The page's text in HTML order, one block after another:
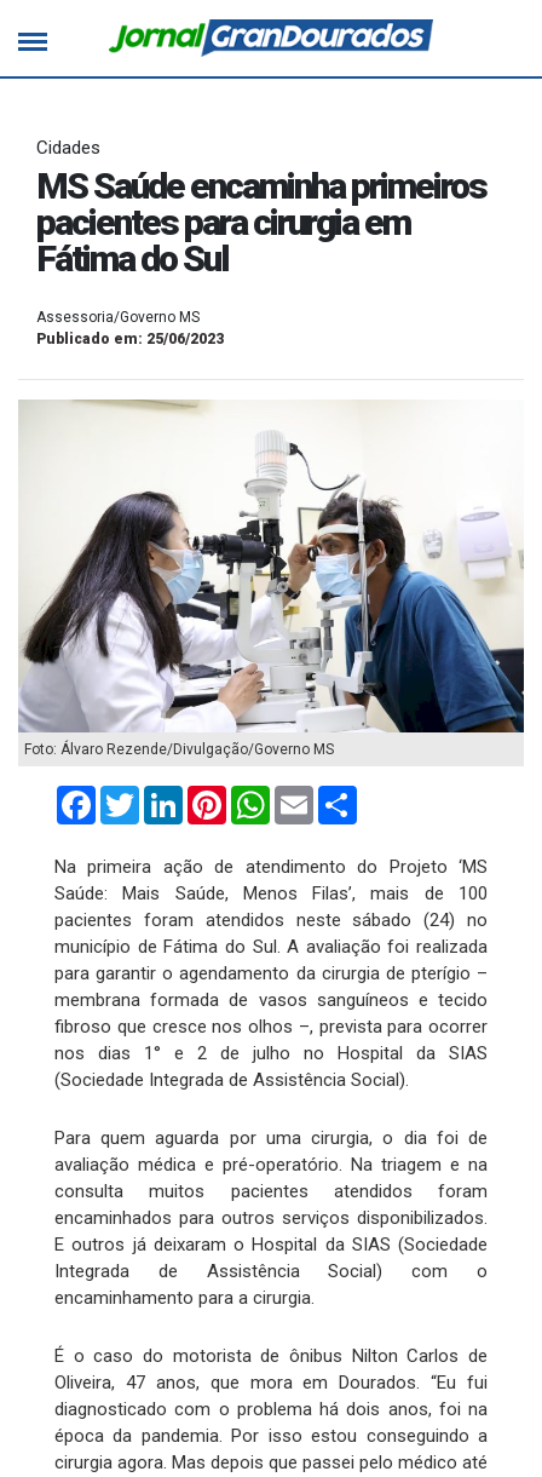
Cidades
MS Saúde encaminha primeiros
pacientes para cirurgia em
Fátima do Sul
Assessoria/Governo MS
Publicado em: 25/06/2023
Foto: Álvaro Rezende/Divulgação/Governo MS
FacebookTwitterLinkedInPinterestWhatsApp
Email
Na primeira ação de atendimento do Projeto ‘MS
Saúde: Mais Saúde, Menos Filas’, mais de 100
pacientes foram atendidos neste sábado (24) no
município de Fátima do Sul. A avaliação foi realizada
para garantir o agendamento da cirurgia de pterígio –
membrana formada de vasos sanguíneos e tecido
fibroso que cresce nos olhos –, prevista para ocorrer
nos dias 1° e 2 de julho no Hospital da SIAS
(Sociedade Integrada de Assistência Social).
Para quem aguarda por uma cirurgia, o dia foi de
avaliação médica e pré-operatório. Na triagem e na
consulta muitos pacientes atendidos foram
encaminhados para outros serviços disponibilizados.
E outros já deixaram o Hospital da SIAS (Sociedade
Integrada de Assistência Social) com o
encaminhamento para a cirurgia.
É o caso do motorista de ônibus Nilton Carlos de
Oliveira, 47 anos, que mora em Dourados. “Eu fui
diagnosticado com o problema há dois anos, foi na
época da pandemia. Por isso estou conseguindo a
cirurgia agora. Mas depois que passei pelo médico até